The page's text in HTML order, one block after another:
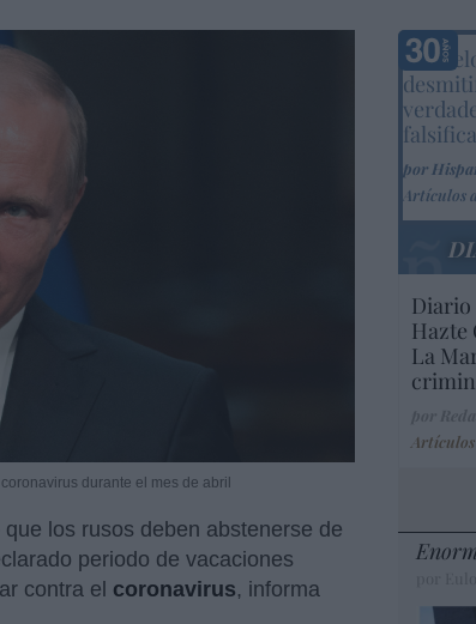
durante el mes de abril
que los rusos deben abstenerse de
periodo de vacaciones
contra el coronavirus, informa
por
Artículos
Diario
Hazte
La